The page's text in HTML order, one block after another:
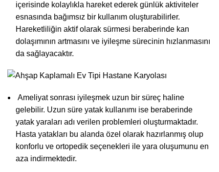
içerisinde kolaylıkla hareket ederek günlük aktiviteler
esnasında bağımsız bir kullanım oluşturabilirler.
Hareketliliğin aktif olarak sürmesi beraberinde kan
dolaşımının artmasını ve iyileşme sürecinin hızlanmasını
da sağlayacaktır.
Ameliyat sonrası iyileşmek uzun bir süreç haline
gelebilir. Uzun süre yatak kullanımı ise beraberinde
yatak yaraları adı verilen problemleri oluşturmaktadır.
Hasta yatakları bu alanda özel olarak hazırlanmış olup
konforlu ve ortopedik seçenekleri ile yara oluşumunu en
aza indirmektedir.